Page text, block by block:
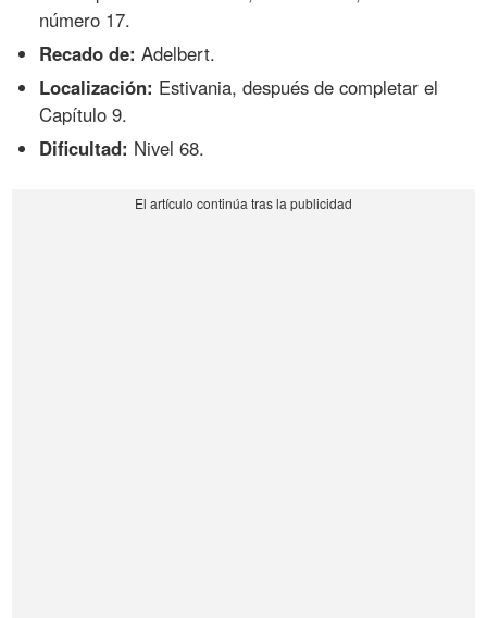
número 17.
Recado de: Adelbert.
Localización: Estivania, después de completar el
Capítulo 9.
Dificultad: Nivel 68.